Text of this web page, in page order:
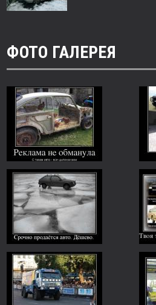
ФОТО ГАЛЕРЕЯ